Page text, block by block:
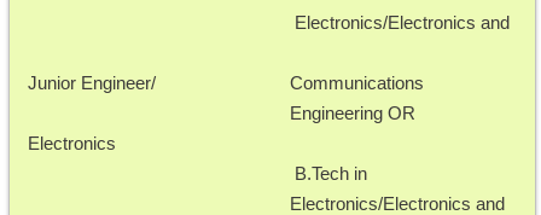
Junior Engineer/
Electronics
Electronics/Electronics and
Communications
Engineering OR
B.Tech in
Electronics/Electronics and